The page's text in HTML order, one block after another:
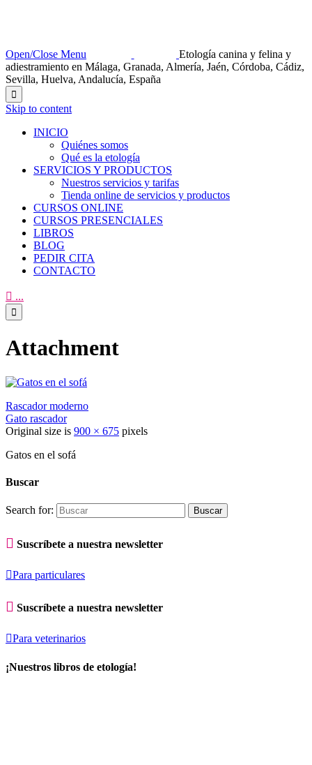
Open/Close Menu
Etología canina y felina y
adiestramiento en Málaga, Granada, Almería, Jaén, Córdoba, Cádiz,
Sevilla, Huelva, Andalucía, España

Skip to content
INICIO
Quiénes somos
Qué es la etología
SERVICIOS Y PRODUCTOS
Nuestros servicios y tarifas
Tienda online de servicios y productos
CURSOS ONLINE
CURSOS PRESENCIALES
LIBROS
BLOG
PEDIR CITA
CONTACTO
 ...

Attachment
Rascador moderno
Gato rascador
Original size is 900 × 675 pixels
Gatos en el sofá
Buscar
Search for:
 Suscríbete a nuestra newsletter
Para particulares
 Suscríbete a nuestra newsletter
Para veterinarios
¡Nuestros libros de etología!